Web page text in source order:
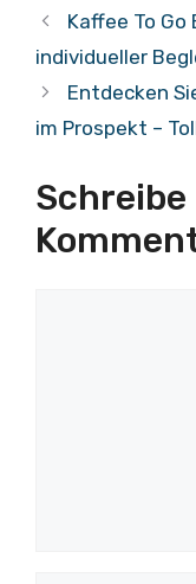
Kaffee To
individueller
Entdecken
im Prospekt –
Schreibe